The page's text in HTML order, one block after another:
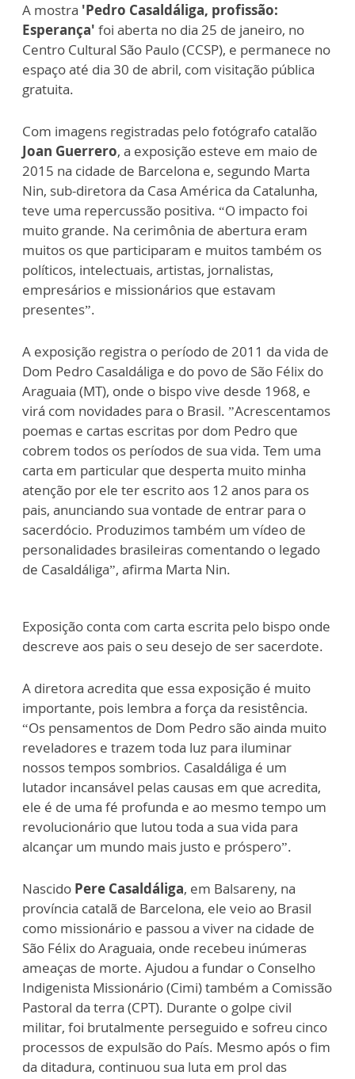
A mostra 'Pedro Casaldáliga, profissão:
Esperança' foi aberta no dia 25 de janeiro, no
Centro Cultural São Paulo (CCSP), e permanece no
espaço até dia 30 de abril, com visitação pública
gratuita.
Com imagens registradas pelo fotógrafo catalão
Joan Guerrero, a exposição esteve em maio de
2015 na cidade de Barcelona e, segundo Marta
Nin, sub-diretora da Casa América da Catalunha,
teve uma repercussão positiva. “O impacto foi
muito grande. Na cerimônia de abertura eram
muitos os que participaram e muitos também os
políticos, intelectuais, artistas, jornalistas,
empresários e missionários que estavam
presentes”.
A exposição registra o período de 2011 da vida de
Dom Pedro Casaldáliga e do povo de São Félix do
Araguaia (MT), onde o bispo vive desde 1968, e
virá com novidades para o Brasil. ”Acrescentamos
poemas e cartas escritas por dom Pedro que
cobrem todos os períodos de sua vida. Tem uma
carta em particular que desperta muito minha
atenção por ele ter escrito aos 12 anos para os
pais, anunciando sua vontade de entrar para o
sacerdócio. Produzimos também um vídeo de
personalidades brasileiras comentando o legado
de Casaldáliga”, afirma Marta Nin.
Exposição conta com carta escrita pelo bispo onde
descreve aos pais o seu desejo de ser sacerdote.
A diretora acredita que essa exposição é muito
importante, pois lembra a força da resistência.
“Os pensamentos de Dom Pedro são ainda muito
reveladores e trazem toda luz para iluminar
nossos tempos sombrios. Casaldáliga é um
lutador incansável pelas causas em que acredita,
ele é de uma fé profunda e ao mesmo tempo um
revolucionário que lutou toda a sua vida para
alcançar um mundo mais justo e próspero”.
Nascido Pere Casaldáliga, em Balsareny, na
província catalã de Barcelona, ele veio ao Brasil
como missionário e passou a viver na cidade de
São Félix do Araguaia, onde recebeu inúmeras
ameaças de morte. Ajudou a fundar o Conselho
Indigenista Missionário (Cimi) também a Comissão
Pastoral da terra (CPT). Durante o golpe civil
militar, foi brutalmente perseguido e sofreu cinco
processos de expulsão do País. Mesmo após o fim
da ditadura, continuou sua luta em prol das